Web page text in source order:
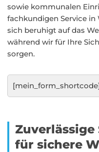
sowie kommunalen
fachkundigen Service
sich beruhigt auf das
während wir für Ihre
sorgen.
Zuverlässige
für sichere